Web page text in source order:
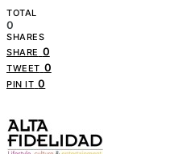
TOTAL
0
SHARES
SHARE 0
TWEET 0
PIN IT 0